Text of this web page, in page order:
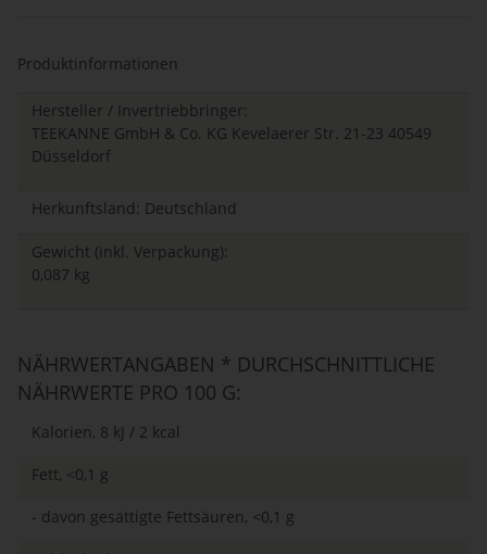
Produktinformationen
Hersteller / Invertriebbringer:
TEEKANNE GmbH & Co. KG Kevelaerer Str. 21-23 40549
Düsseldorf
Herkunftsland: Deutschland
Gewicht (inkl. Verpackung):
0,087 kg
NÄHRWERTANGABEN * DURCHSCHNITTLICHE
NÄHRWERTE PRO 100 G:
Kalorien, 8 kJ / 2 kcal
Fett, <0,1 g
- davon gesättigte Fettsäuren, <0,1 g